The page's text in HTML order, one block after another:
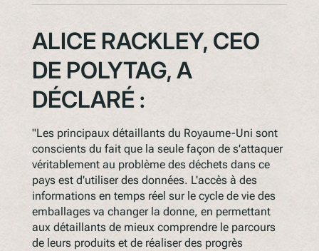
ALICE RACKLEY, CEO
DE POLYTAG, A
DÉCLARÉ :
"Les principaux détaillants du Royaume-Uni sont
conscients du fait que la seule façon de s'attaquer
véritablement au problème des déchets dans ce
pays est d'utiliser des données. L'accès à des
informations en temps réel sur le cycle de vie des
emballages va changer la donne, en permettant
aux détaillants de mieux comprendre le parcours
de leurs produits et de réaliser des progrès